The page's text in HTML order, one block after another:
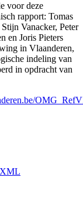
voor deze
rapport: Tomas
Vanacker, Peter
en Joris Pieters
in Vlaanderen,
indeling van
in opdracht van
XML